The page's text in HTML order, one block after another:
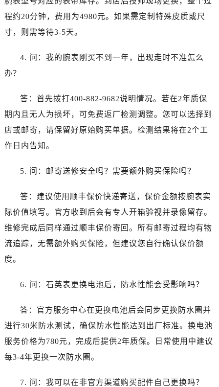
程约20分钟，费用为4980元。如果需定制特殊皮质或尺
寸，则需等待3-5天。
4. 问：我的腕表刚买不到一年，出现走时不准怎么
办？
答：首先拨打400-882-9682说明情况。若在2年质保
期内且无人为损坏，可免费返厂检测调整。您可以选择到
店或邮寄，请保留好原始购买单据。检测结果将在2个工
作日内告知。
5. 问：邮寄送修安全吗？需要额外购买保险吗？
答：建议使用顺丰保价快递寄送，保价金额按腕表实
际价值填写。官方收到后会有专人开箱验视并录像留存。
维修完成后同样通过顺丰保价寄回。所有邮寄过程均有物
流追踪，无需额外购买保险，但建议您自行确认保价额
度。
6. 问：石英表更换电池后，防水性能会受影响吗？
答：官方服务中心在更换电池后会同步更换防水圈并
进行30米防水测试，确保防水性能达到出厂标准。换电池
服务价格为780元，完成后提供2年质保。日常使用中建议
每3-4年更换一次防水圈。
7. 问：我可以在非官方渠道购买配件自己更换吗？